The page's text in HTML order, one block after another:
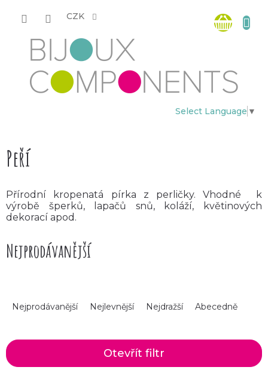
CZK
Select Language ▼
košík
Peří
Přírodní kropenatá pírka z perličky. Vhodné
k
výrobě šperků, lapačů snů, koláží, květinových
dekorací apod.
Nejprodávanější
z
Nejprodávanější Nejlevnější Nejdražší Abecedně
Otevřít filtr